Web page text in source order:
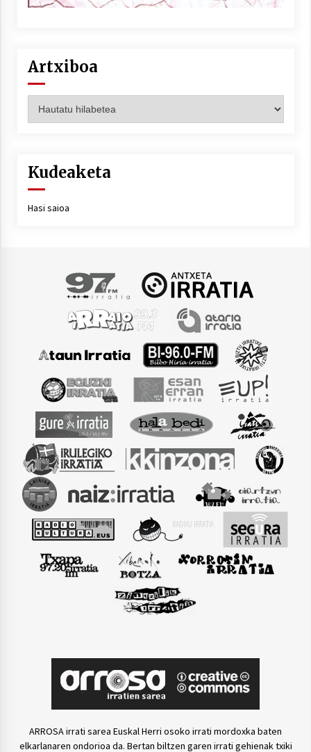
Artxiboa
Kudeaketa
Hasi saioa
ARROSA irrati sarea Euskal Herri osoko irrati mordoxka baten
elkarlanaren ondorioa da. Bertan biltzen garen irrati gehienak txiki